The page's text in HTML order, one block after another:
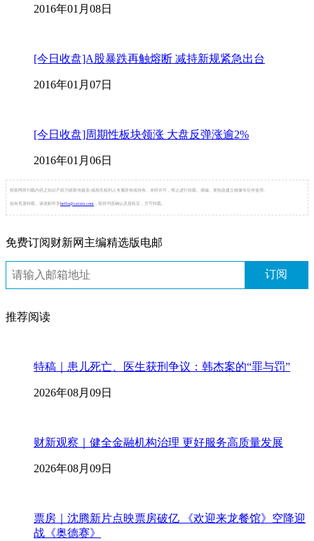
2016年01月08日
[今日收盘]A股暴跌再触熔断 减持新规紧急出台
2016年01月07日
[今日收盘]周期性板块领涨 大盘反弹涨逾2%
2016年01月06日
财新网所刊载内容之知识产权为财新传媒及/或相关权利人专属所有或持有。未经许可，禁止进行转载、摘编、复制及建立镜像等任何使用。
如有意愿转载，请发邮件至 hello@caixin.com ，获得书面确认及授权后，方可转载。
免费订阅财新网主编精选版电邮
订阅
推荐阅读
特稿｜患儿死亡、医生获刑争议：韩杰案的“罪与罚”
2026年08月09日
财新观察｜健全金融机构治理 更好服务高质量发展
2026年08月09日
票房｜沈腾新片点映票房破亿 《欢迎来龙餐馆》空降迎
战《奥德赛》